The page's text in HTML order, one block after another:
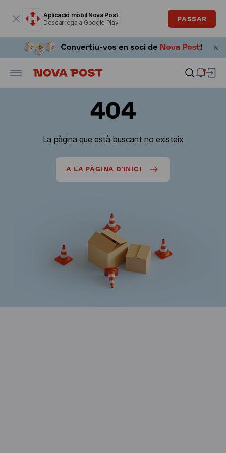
Aplicació mòbil Nova Post
Descarrega a Google Play
PASSAR
404
La pàgina que està buscant no existeix
A LA PÀGINA D'INICI